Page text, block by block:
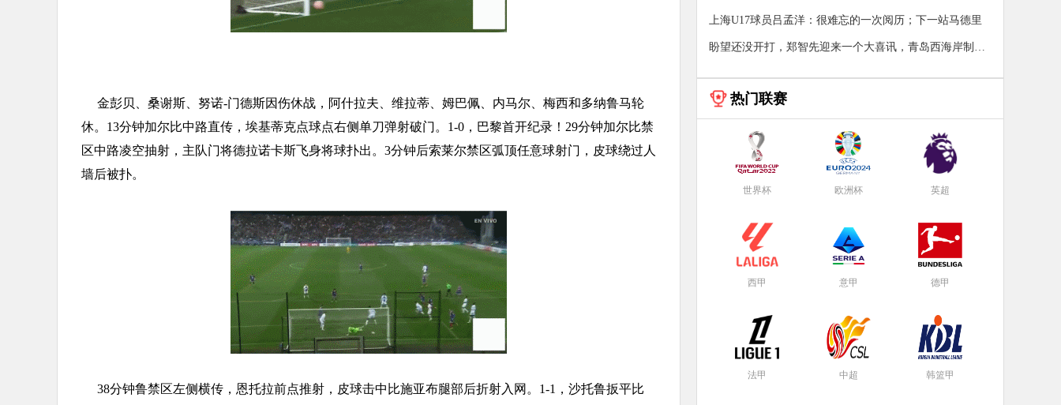
金彭贝、桑谢斯、努诺-门德斯因伤休战，阿什拉夫、维拉蒂、姆巴佩、内马尔、梅西和多纳鲁马轮
休。13分钟加尔比中路直传，埃基蒂克点球点右侧单刀弹射破门。1-0，巴黎首开纪录！29分钟加尔比禁
区中路凌空抽射，主队门将德拉诺卡斯飞身将球扑出。3分钟后索莱尔禁区弧顶任意球射门，皮球绕过人
墙后被扑。
38分钟鲁禁区左侧横传，恩托拉前点推射，皮球击中比施亚布腿部后折射入网。1-1，沙托鲁扳平比
上海U17球员吕孟洋：很难忘的一次阅历；下一站马德里
盼望还没开打，郑智先迎来一个大喜讯，青岛西海岸制胜
热门联赛
世界杯 欧洲杯 英超
西甲 意甲 德甲
法甲 中超 韩篮甲